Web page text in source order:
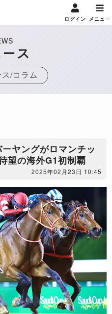
ログイン メニュー
ス
/コラム
ヤングがロマンチッ
望の海外G1初制覇
2025年02月23日 10:45